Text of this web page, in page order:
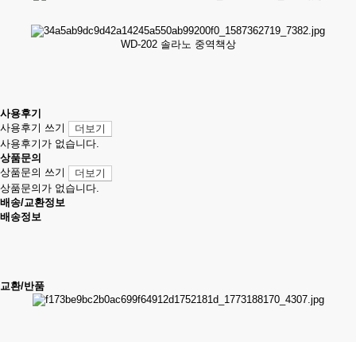
WD-202 솔라노 중역책상
사용후기
사용후기 쓰기
더보기
사용후기가 없습니다.
상품문의
상품문의 쓰기
더보기
상품문의가 없습니다.
배송/교환정보
배송정보
교환/반품